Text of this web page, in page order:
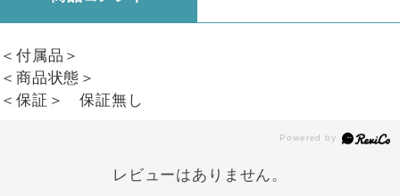
＜付属品＞
＜商品状態＞
＜保証＞ 保証無し
レビューはありません。